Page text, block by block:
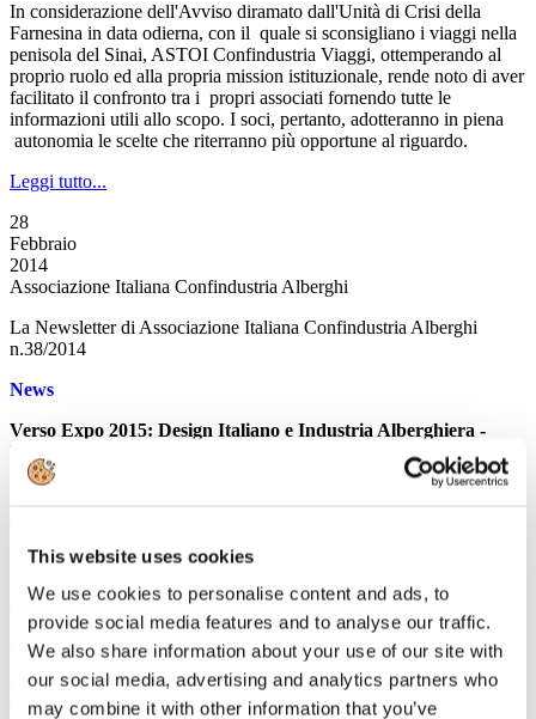
This website uses cookies
We use cookies to personalise content and ads, to
provide social media features and to analyse our traffic.
We also share information about your use of our site with
our social media, advertising and analytics partners who
may combine it with other information that you’ve
In considerazione dell'Avviso diramato dall'Unità di Crisi della
Farnesina in data odierna, con il quale si sconsigliano i viaggi nella
penisola del Sinai, ASTOI Confindustria Viaggi, ottemperando al
proprio ruolo ed alla propria mission istituzionale, rende noto di aver
facilitato il confronto tra i propri associati fornendo tutte le
informazioni utili allo scopo. I soci, pertanto, adotteranno in piena
autonomia le scelte che riterranno più opportune al riguardo.
Leggi tutto...
28
Febbraio
2014
Associazione Italiana Confindustria Alberghi
La Newsletter di Associazione Italiana Confindustria Alberghi
n.38/2014
News
Verso Expo 2015: Design Italiano e Industria Alberghiera -
RASSEGNA STAMPA
Rassegna dell'evento tenutosi a Milano il 26 febbraio 2014
Il Senato converte in legge il decreto Milleproroghe
Leggi tutto...
Febbraio
2014
Associazione Italiana Confindustria Alberghi